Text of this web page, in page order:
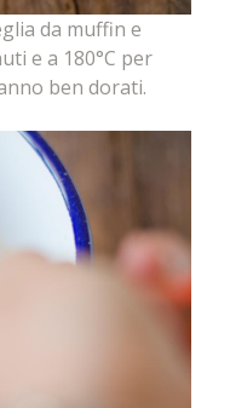
da muffin e
e a 180°C per
ben dorati.